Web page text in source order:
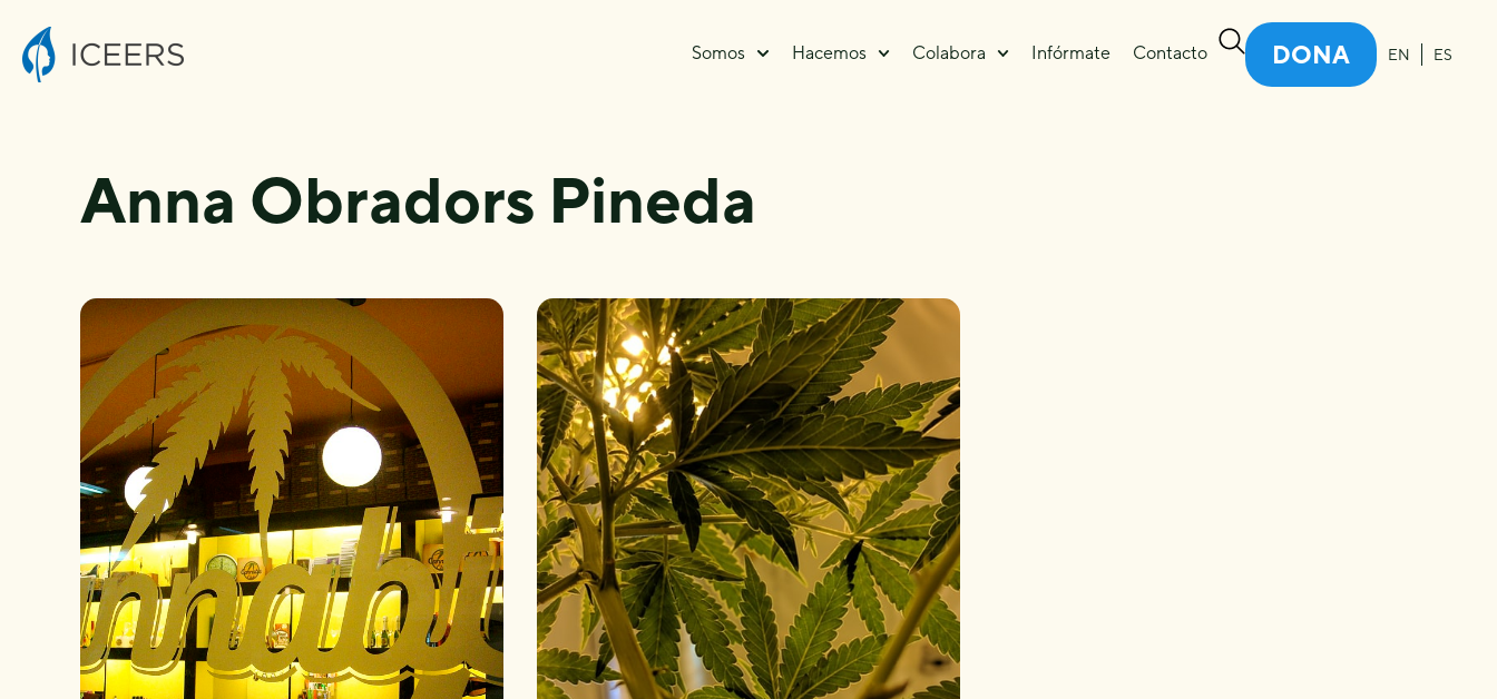
Somos Hacemos Colabora Infórmate Contacto DONA EN ES
Anna Obradors Pineda